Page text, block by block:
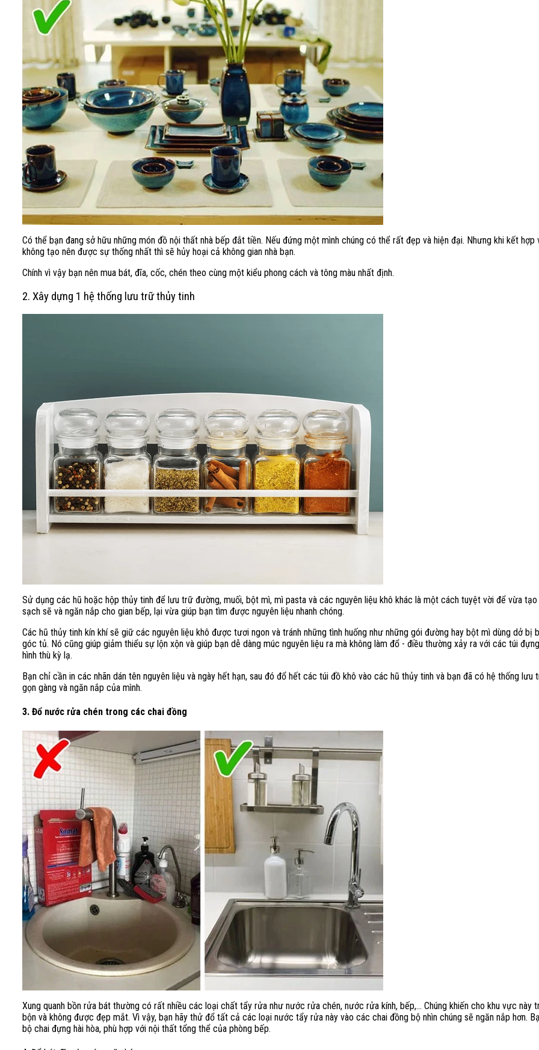
Có thể bạn đang sở hữu những món đồ nội thất nhà bếp đắt tiền. Nếu đứng một mình chúng có thể rất đẹp và hiện đại. Nhưng khi kết hợp
không tạo nên được sự thống nhất thì sẽ hủy hoại cả không gian nhà bạn.
Chính vì vậy bạn nên mua bát, đĩa, cốc, chén theo cùng một kiểu phong cách và tông màu nhất định.
2. Xây dựng 1 hệ thống lưu trữ thủy tinh
Sử dụng các hũ hoặc hộp thủy tinh để lưu trữ đường, muối, bột mì, mì pasta và các nguyên liệu khô khác là một cách tuyệt vời để vừa
sạch sẽ và ngăn nắp cho gian bếp, lại vừa giúp bạn tìm được nguyên liệu nhanh chóng.
Các hũ thủy tinh kín khí sẽ giữ các nguyên liệu khô được tươi ngon và tránh những tình huống như những gói đường hay bột mì dùng dở bị
góc tủ. Nó cũng giúp giảm thiểu sự lộn xộn và giúp bạn dễ dàng múc nguyên liệu ra mà không làm đổ - điều thường xảy ra với các túi
hình thù kỳ lạ.
Bạn chỉ cần in các nhãn dán tên nguyên liệu và ngày hết hạn, sau đó đổ hết các túi đồ khô vào các hũ thủy tinh và bạn đã có hệ thống lưu
gọn gàng và ngăn nắp của mình.
3. Đổ nước rửa chén trong các chai đồng
Xung quanh bồn rửa bát thường có rất nhiều các loại chất tẩy rửa như nước rửa chén, nước rửa kính, bếp,… Chúng khiến cho khu vực này
bộn và không được đẹp mắt. Vì vậy, bạn hãy thử đổ tất cả các loại nước tẩy rửa này vào các chai đồng bộ nhìn chúng sẽ ngăn nắp hơn.
bộ chai đựng hài hòa, phù hợp với nội thất tổng thể của phòng bếp.